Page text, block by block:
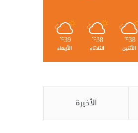
38
℃
الأثنين
38
℃
الثلاثاء
39
℃
الأربعاء
الأخيرة